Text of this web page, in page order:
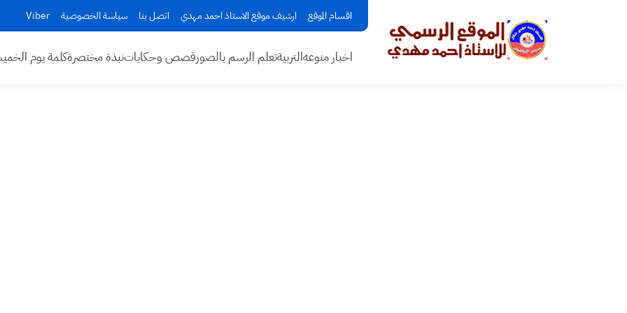
اقسام الموقع ارشيف موقع الاستاذ احمد مهدي اتصل بنا سياسة الخصوصية Viber
اخبار منوعهالتربيةتعلم الرسم بالصورقصص وحكاياتنبذة مختصرةكلمة يوم